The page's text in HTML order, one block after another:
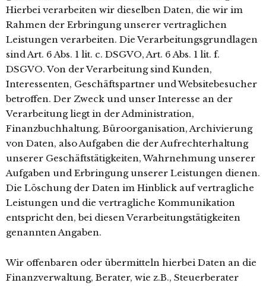
Hierbei verarbeiten wir dieselben Daten, die wir im
Rahmen der Erbringung unserer vertraglichen
Leistungen verarbeiten. Die Verarbeitungsgrundlagen
sind Art. 6 Abs. 1 lit. c. DSGVO, Art. 6 Abs. 1 lit. f.
DSGVO. Von der Verarbeitung sind Kunden,
Interessenten, Geschäftspartner und Websitebesucher
betroffen. Der Zweck und unser Interesse an der
Verarbeitung liegt in der Administration,
Finanzbuchhaltung, Büroorganisation, Archivierung
von Daten, also Aufgaben die der Aufrechterhaltung
unserer Geschäftstätigkeiten, Wahrnehmung unserer
Aufgaben und Erbringung unserer Leistungen dienen.
Die Löschung der Daten im Hinblick auf vertragliche
Leistungen und die vertragliche Kommunikation
entspricht den, bei diesen Verarbeitungstätigkeiten
genannten Angaben.
Wir offenbaren oder übermitteln hierbei Daten an die
Finanzverwaltung, Berater, wie z.B., Steuerberater